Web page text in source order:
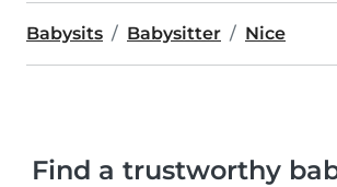
Babysits Babysitter Nice
Find a trustworthy